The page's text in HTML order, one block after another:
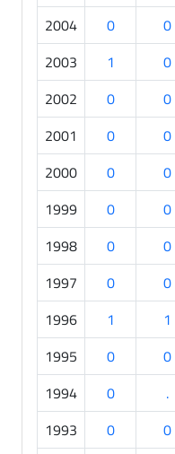
2004
0 0
2003
1 0
2002
0 0
2001
0 0
2000
0 0
1999
0 0
1998
0 0
1997
0 0
1996
1 1
1995
0 0
1994
0 .
1993
0 0